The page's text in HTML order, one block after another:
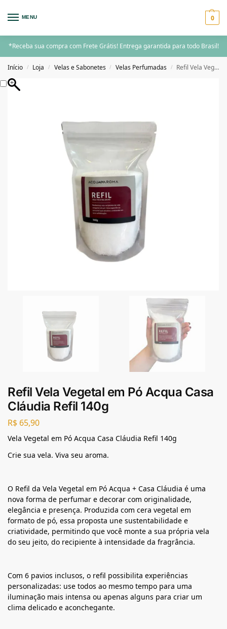
MENU 0
*Receba sua compra com Frete Grátis! Entrega garantida para todo Brasil!
Início / Loja / Velas e Sabonetes / Velas Perfumadas / Refil Vela Vegetal em Pó Acqua Casa Cláudia Refil 140g
Refil Vela Vegetal em Pó Acqua Casa
Cláudia Refil 140g
R$ 65,90
Vela Vegetal em Pó Acqua Casa Cláudia Refil 140g
Crie sua vela. Viva seu aroma.
O Refil da Vela Vegetal em Pó Acqua + Casa Cláudia é uma
nova forma de perfumar e decorar com originalidade,
elegância e presença. Produzida com cera vegetal em
formato de pó, essa proposta une sustentabilidade e
criatividade, permitindo que você monte a sua própria vela
do seu jeito, do recipiente à intensidade da fragrância.
Com 6 pavios inclusos, o refil possibilita experiências
personalizadas: use todos ao mesmo tempo para uma
iluminação mais intensa ou apenas alguns para criar um
clima delicado e aconchegante.